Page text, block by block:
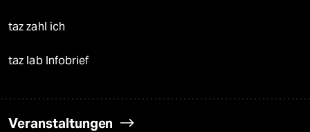
taz zahl ich
taz lab Infobrief
Veranstaltungen